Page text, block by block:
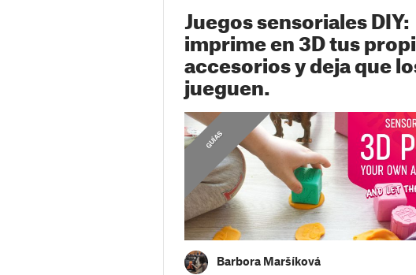
Juegos sensoriales DIY:
imprime en 3D tus
accesorios y deja que
jueguen.
C
O
N
S
E
J
O
S
D
E
I
M
P
R
E
S
I
Ó
N
GUÍAS
Barbora Maršíková